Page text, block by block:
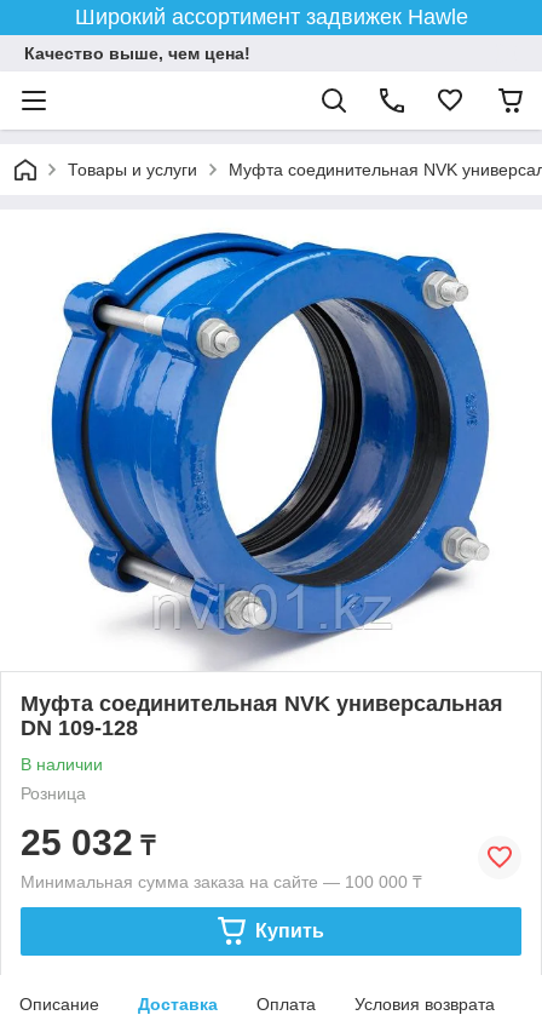
Широкий ассортимент задвижек Hawle
Качество выше, чем цена!
Товары и услуги Муфта соединительная NVK
Муфта соединительная NVK универсальная
DN 109-128
В наличии
Розница
25 032 ₸
Минимальная сумма заказа на сайте — 100 000 ₸
Купить
Описание Доставка Оплата Условия возврата